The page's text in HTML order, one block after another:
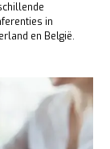
in
en België.